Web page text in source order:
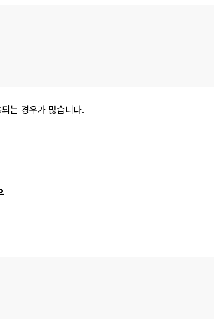
는 경우가 많습니다.